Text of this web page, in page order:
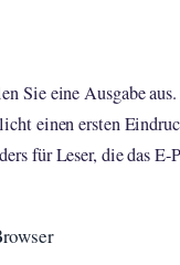
Sie eine Ausgabe
einen ersten
für Leser, die das E-